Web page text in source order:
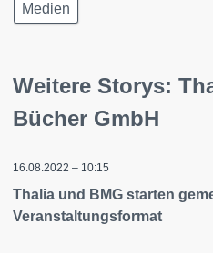
Medien
Weitere Storys:
Bücher GmbH
16.08.2022 – 10:15
Thalia und BMG starten
Veranstaltungsformat